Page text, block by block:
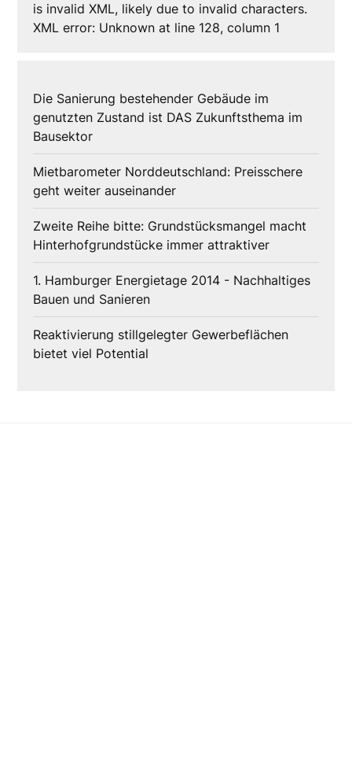
is invalid XML, likely due to invalid characters.
XML error: Unknown at line 128, column 1
Die Sanierung bestehender Gebäude im
genutzten Zustand ist DAS Zukunftsthema im
Bausektor
Mietbarometer Norddeutschland: Preisschere
geht weiter auseinander
Zweite Reihe bitte: Grundstücksmangel macht
Hinterhofgrundstücke immer attraktiver
1. Hamburger Energietage 2014 - Nachhaltiges
Bauen und Sanieren
Reaktivierung stillgelegter Gewerbeflächen
bietet viel Potential